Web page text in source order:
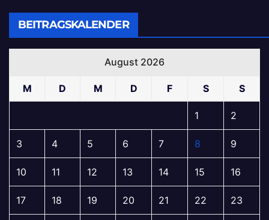
BEITRAGSKALENDER
August 2026
M D M D F S S
1 2
3 4 5 6 7 8 9
10 11 12 13 14 15 16
17 18 19 20 21 22 23